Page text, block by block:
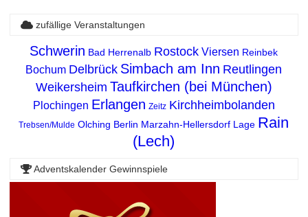
zufällige Veranstaltungen
Schwerin Bad Herrenalb Rostock Viersen Reinbek
Bochum Delbrück Simbach am Inn Reutlingen
Weikersheim Taufkirchen (bei München)
Plochingen Erlangen Zeitz Kirchheimbolanden
Trebsen/Mulde Olching Berlin Marzahn-Hellersdorf Lage Rain
(Lech)
Adventskalender Gewinnspiele